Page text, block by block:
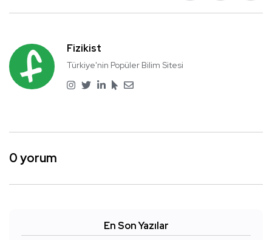
Fizikist
Türkiye'nin Popüler Bilim Sitesi
0 yorum
En Son Yazılar